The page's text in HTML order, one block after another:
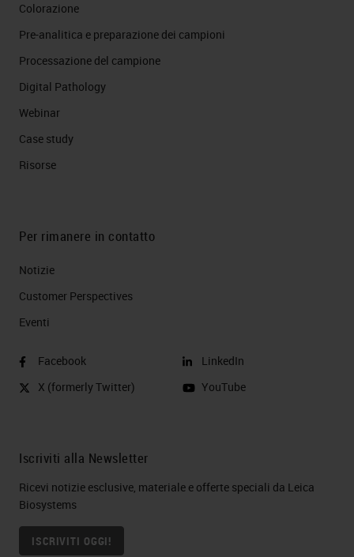
Colorazione
Pre-analitica e preparazione dei campioni
Processazione del campione
Digital Pathology
Webinar
Case study
Risorse
Per rimanere in contatto
Notizie
Customer Perspectives​
Eventi
Facebook
X (formerly Twitter)
LinkedIn
YouTube
Iscriviti alla Newsletter
Ricevi notizie esclusive, materiale e offerte speciali da Leica
Biosystems
ISCRIVITI OGGI!